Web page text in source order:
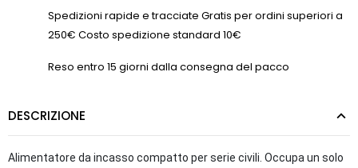
Spedizioni rapide e tracciate Gratis per ordini superiori a
250€ Costo spedizione standard 10€
Reso entro 15 giorni dalla consegna del pacco
DESCRIZIONE
Alimentatore da incasso compatto per serie civili. Occupa un solo